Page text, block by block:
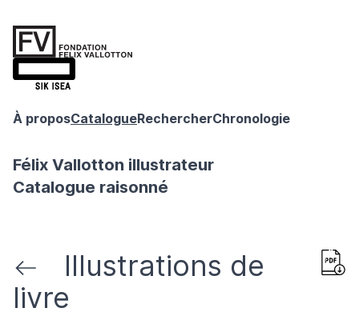
À proposCatalogueRechercherChronologie
Félix Vallotton illustrateur
Catalogue raisonné
Illustrations de
livre